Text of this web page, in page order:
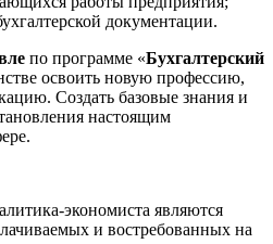
документации.
по программе «Бухгалтерский
освоить новую профессию,
Создать базовые знания и
настоящим
экономиста являются
и востребованных на